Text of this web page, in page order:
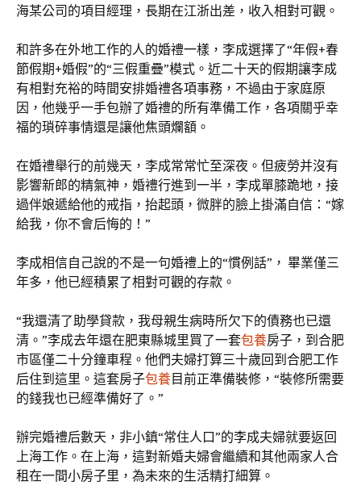
海某公司的項目經理，長期在江浙出差，收入相對可觀。
和許多在外地工作的人的婚禮一樣，李成選擇了“年假+春
節假期+婚假”的“三假重疊”模式。近二十天的假期讓李成
有相對充裕的時間安排婚禮各項事務，不過由于家庭原
因，他幾乎一手包辦了婚禮的所有準備工作，各項關乎幸
福的瑣碎事情還是讓他焦頭爛額。
在婚禮舉行的前幾天，李成常常忙至深夜。但疲勞并沒有
影響新郎的精氣神，婚禮行進到一半，李成單膝跪地，接
過伴娘遞給他的戒指，抬起頭，微胖的臉上掛滿自信：“嫁
給我，你不會后悔的！”
李成相信自己說的不是一句婚禮上的“慣例話”， 畢業僅三
年多，他已經積累了相對可觀的存款。
“我還清了助學貸款，我母親生病時所欠下的債務也已還
清。”李成去年還在肥東縣城里買了一套包養房子，到合肥
市區僅二十分鐘車程。他們夫婦打算三十歲回到合肥工作
后住到這里。這套房子包養目前正準備裝修，“裝修所需要
的錢我也已經準備好了。”
辦完婚禮后數天，非小鎮“常住人口”的李成夫婦就要返回
上海工作。在上海，這對新婚夫婦會繼續和其他兩家人合
租在一間小房子里，為未來的生活精打細算。